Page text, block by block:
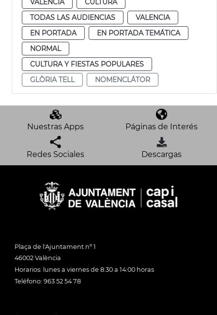
TODAS LAS AUDIENCIAS
VALENCIA
EN PORTADA
EN PORTADA TEMÁTICA
NORMAL
CULTURA Y FIESTAS POPULARES
GLÒRIA TELL
NOMENCLÁTOR
Nuestras Apps Páginas de Interés
Redes Sociales Descargas
Plaça de l'Ajuntament nº 1
46002 València
Horarios: lunes a viernes de 8:30 a 14:00 horas
Teléfono: 963 52 54 78